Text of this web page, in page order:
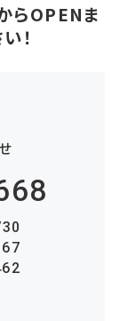
らOPENま
！